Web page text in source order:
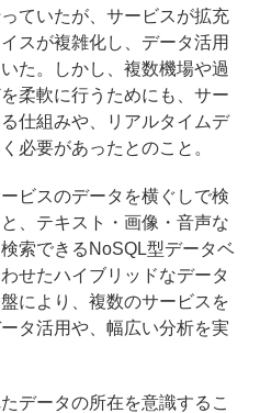
ていたが、サービスが拡充
スが複雑化し、データ活用
た。しかし、複数機場や過
柔軟に行うためにも、サー
仕組みや、リアルタイムデ
必要があったとのこと。
ビスのデータを横ぐしで検
、テキスト・画像・音声な
索できるNoSQL型データベ
せたハイブリッドなデータ
により、複数のサービスを
タ活用や、幅広い分析を実
データの所在を意識するこ